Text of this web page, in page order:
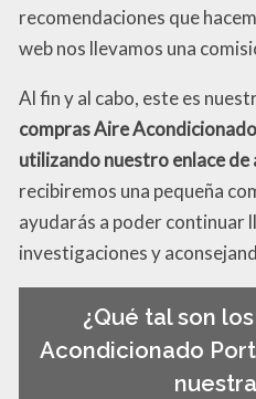
recomendaciones que
web nos llevamos una
Al fin y al cabo, este es
compras Aire
utilizando nuestro enlace de
recibiremos una pequeña
ayudarás a poder continuar
investigaciones y
¿Qué tal son
Acondicionado